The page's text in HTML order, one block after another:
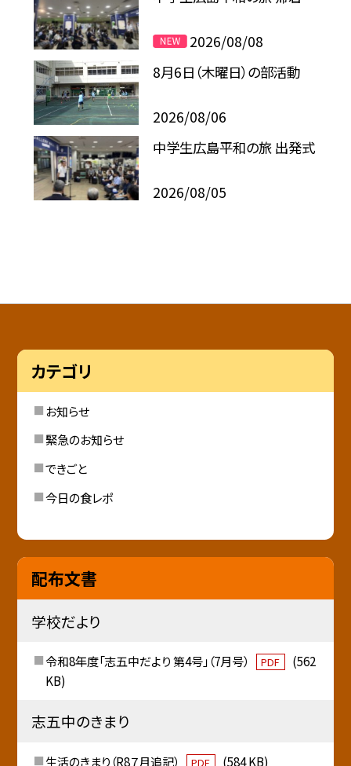
2026/08/08
8月6日（木曜日）の部活動
2026/08/06
中学生広島平和の旅 出発式
2026/08/05
カテゴリ
お知らせ
緊急のお知らせ
できごと
今日の食レポ
配布文書
学校だより
令和8年度「志五中だより 第4号」（7月号） PDF
(562
KB)
志五中のきまり
生活のきまり（R8７月追記） PDF (584 KB)